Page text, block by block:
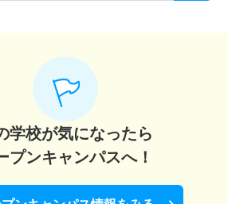
学校が気になったら
プンキャンパスへ！